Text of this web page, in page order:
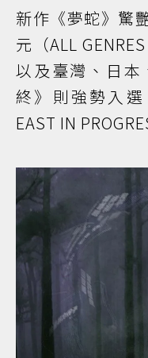
新作《夢蛇》驚
元（ALL
以及臺灣、日本
終》則強勢入選
EAST IN